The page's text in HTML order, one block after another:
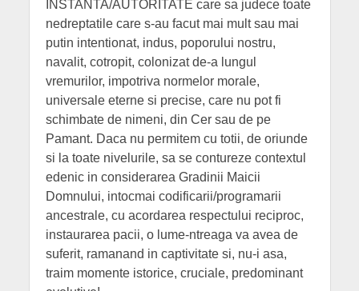
INSTANTA/AUTORITATE care sa judece toate
nedreptatile care s-au facut mai mult sau mai
putin intentionat, indus, poporului nostru,
navalit, cotropit, colonizat de-a lungul
vremurilor, impotriva normelor morale,
universale eterne si precise, care nu pot fi
schimbate de nimeni, din Cer sau de pe
Pamant. Daca nu permitem cu totii, de oriunde
si la toate nivelurile, sa se contureze contextul
edenic in considerarea Gradinii Maicii
Domnului, intocmai codificarii/programarii
ancestrale, cu acordarea respectului reciproc,
instaurarea pacii, o lume-ntreaga va avea de
suferit, ramanand in captivitate si, nu-i asa,
traim momente istorice, cruciale, predominant